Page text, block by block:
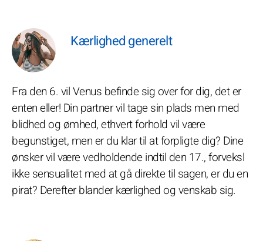
Kærlighed generelt
Fra den 6. vil Venus befinde sig over for dig, det er
enten eller! Din partner vil tage sin plads men med
blidhed og ømhed, ethvert forhold vil være
begunstiget, men er du klar til at forpligte dig? Dine
ønsker vil være vedholdende indtil den 17., forveksl
ikke sensualitet med at gå direkte til sagen, er du en
pirat? Derefter blander kærlighed og venskab sig.